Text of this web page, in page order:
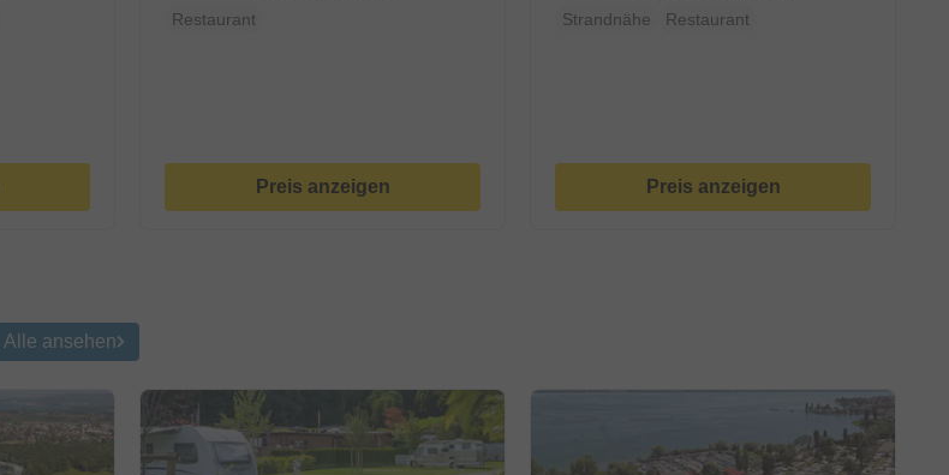
Restaurant
Preis anzeigen
Strandnähe
Restaurant
Preis anzeigen
Alle ansehen